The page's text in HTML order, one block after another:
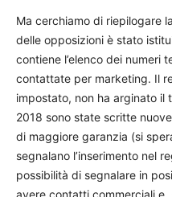
Ma cerchiamo di riepilogare
delle opposizioni è stato
contiene l’elenco dei numeri
contattate per marketing. Il
impostato, non ha arginato il
2018 sono state scritte
di maggiore garanzia (si
segnalano l’inserimento nel
possibilità di segnalare in
avere contatti commerciali